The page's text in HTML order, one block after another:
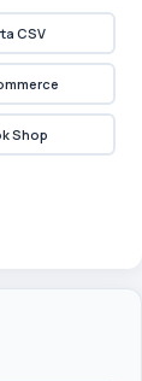
CSV
Shop